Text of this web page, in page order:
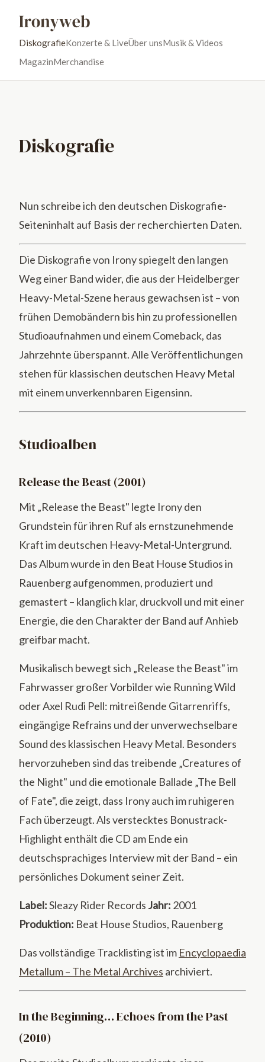
DiskografieKonzerte & LiveÜber unsMusik & Videos
MagazinMerchandise
Diskografie
Nun schreibe ich den deutschen Diskografie-
Seiteninhalt auf Basis der recherchierten Daten.
Die Diskografie von Irony spiegelt den langen
Weg einer Band wider, die aus der Heidelberger
Heavy-Metal-Szene heraus gewachsen ist – von
frühen Demobändern bis hin zu professionellen
Studioaufnahmen und einem Comeback, das
Jahrzehnte überspannt. Alle Veröffentlichungen
stehen für klassischen deutschen Heavy Metal
mit einem unverkennbaren Eigensinn.
Studioalben
Release the Beast (2001)
Mit „Release the Beast" legte Irony den
Grundstein für ihren Ruf als ernstzunehmende
Kraft im deutschen Heavy-Metal-Untergrund.
Das Album wurde in den Beat House Studios in
Rauenberg aufgenommen, produziert und
gemastert – klanglich klar, druckvoll und mit einer
Energie, die den Charakter der Band auf Anhieb
greifbar macht.
Musikalisch bewegt sich „Release the Beast" im
Fahrwasser großer Vorbilder wie Running Wild
oder Axel Rudi Pell: mitreißende Gitarrenriffs,
eingängige Refrains und der unverwechselbare
Sound des klassischen Heavy Metal. Besonders
hervorzuheben sind das treibende „Creatures of
the Night" und die emotionale Ballade „The Bell
of Fate", die zeigt, dass Irony auch im ruhigeren
Fach überzeugt. Als verstecktes Bonustrack-
Highlight enthält die CD am Ende ein
deutschsprachiges Interview mit der Band – ein
persönliches Dokument seiner Zeit.
Label:Sleazy Rider Records Jahr: 2001
Produktion: Beat House Studios, Rauenberg
Das vollständige Tracklisting ist im Encyclopaedia
Metallum – The Metal Archives archiviert.
In the Beginning… Echoes from the Past
(2010)